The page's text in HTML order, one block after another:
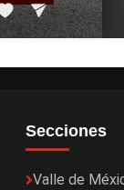
Secciones
Valle de